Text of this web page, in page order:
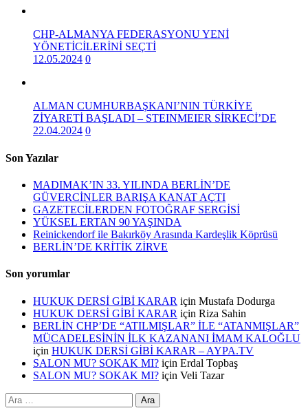
CHP-ALMANYA FEDERASYONU YENİ
YÖNETİCİLERİNİ SEÇTİ
12.05.2024 0
ALMAN CUMHURBAŞKANI’NIN TÜRKİYE
ZİYARETİ BAŞLADI – STEINMEIER SİRKECİ’DE
22.04.2024 0
Son Yazılar
MADIMAK’IN 33. YILINDA BERLİN’DE
GÜVERCİNLER BARIŞA KANAT AÇTI
GAZETECİLERDEN FOTOĞRAF SERGİSİ
YÜKSEL ERTAN 90 YAŞINDA
Reinickendorf ile Bakırköy Arasında Kardeşlik Köprüsü
BERLİN’DE KRİTİK ZİRVE
Son yorumlar
HUKUK DERSİ GİBİ KARAR için Mustafa Dodurga
HUKUK DERSİ GİBİ KARAR için Riza Sahin
BERLİN CHP’DE “ATILMIŞLAR” İLE “ATANMIŞLAR”
MÜCADELESİNİN İLK KAZANANI İMAM KALOĞLU
için HUKUK DERSİ GİBİ KARAR – AYPA.TV
SALON MU? SOKAK MI? için Erdal Topbaş
SALON MU? SOKAK MI? için Veli Tazar
Arama: